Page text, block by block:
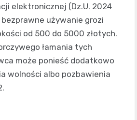
elektronicznej (Dz.U. 2024
bezprawne używanie grozi
od 500 do 5000 złotych.
łamania tych
może ponieść dodatkowo
wolności albo pozbawienia